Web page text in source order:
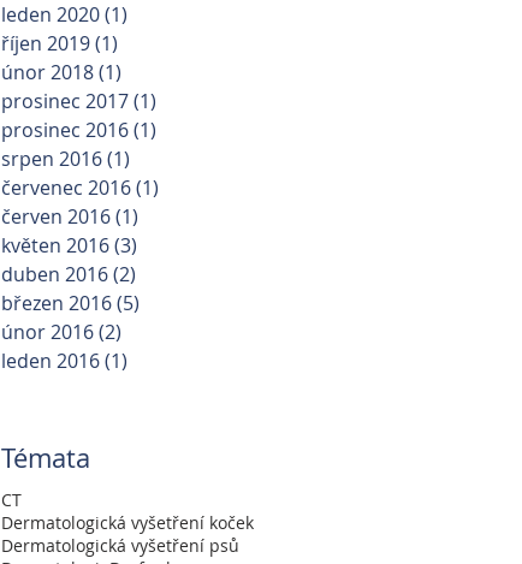
leden 2020(1)
říjen 2019(1)
únor 2018(1)
prosinec 2017(1)
prosinec 2016(1)
srpen 2016(1)
červenec 2016(1)
červen 2016(1)
květen 2016(3)
duben 2016(2)
březen 2016(5)
únor 2016(2)
leden 2016(1)
Témata
CT
Dermatologická vyšetření koček
Dermatologická vyšetření psů